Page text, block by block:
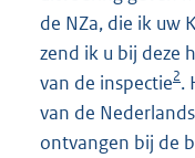
de NZa, die ik uw
zend ik u bij deze
van de inspectie2.
van de
ontvangen bij de